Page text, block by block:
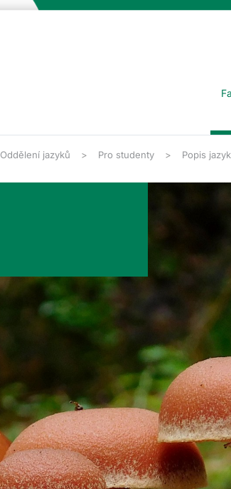
Oddělení jazyků Pro studenty Popis